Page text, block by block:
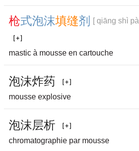
枪式泡沫填缝剂 [ qiāng shì
mastic à mousse en cartouche
泡沫炸药
mousse explosive
泡沫层析
chromatographie par mousse